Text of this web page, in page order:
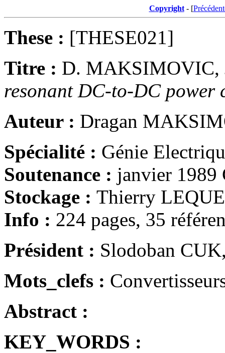
Copyright- [
These : [THESE021]
Titre : D. MAKSIMOVIC,
resonant DC-to-DC power
Auteur : Dragan
Spécialité : Génie
Soutenance : janvier 1989
Stockage : Thierry
Info : 224 pages, 35
Président : Slodoban
Mots_clefs :
Abstract :
KEY_WORDS :